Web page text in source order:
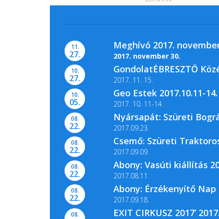
11.
27.
Meghívó 2017.
2017. november 30.
A Magyar Nemzeti Levéltár Pest
10.
27.
GondolatÉBRESZTŐ
2017. 11. 15.
10.
05.
Geo Estek 2017.10.11-14.
2017. 10. 11-14.
08.
22.
Nyársapát: Szüreti
2017.09.23.
08.
22.
Csemő: Szüreti
2017.09.09.
08.
22.
Abony: Vasúti kiállítás
2017.08.11.
08.
22.
Abony: Érzékenyítő Nap
2017.09.18.
08. EXIT CIRKUSZ 2017’